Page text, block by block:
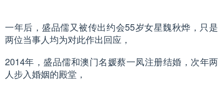
一年后，盛品儒又被传出约会55岁女星魏秋烨，只是
两位当事人均为对此作出回应，
2014年，盛品儒和澳门名媛蔡一凤注册结婚，次年两
人步入婚姻的殿堂，